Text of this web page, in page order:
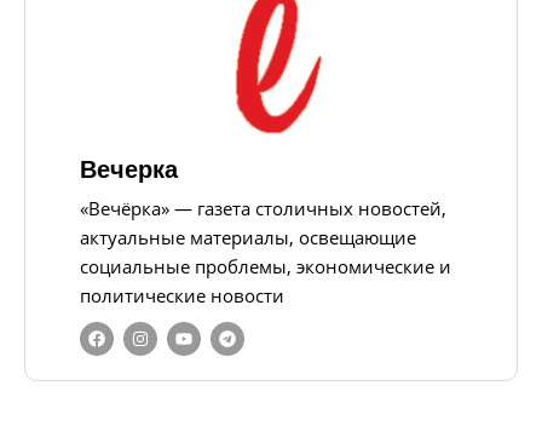
Вечерка
«Вечёрка» — газета столичных новостей,
актуальные материалы, освещающие
социальные проблемы, экономические и
политические новости